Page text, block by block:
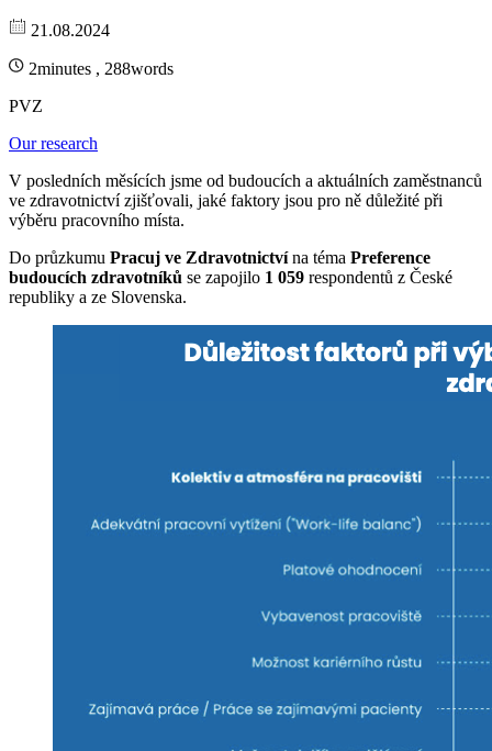
21.08.2024
2minutes , 288words
PVZ
Our research
V posledních měsících jsme od budoucích a aktuálních zaměstnanců
ve zdravotnictví zjišťovali, jaké faktory jsou pro ně důležité při
výběru pracovního místa.
Do průzkumu Pracuj ve Zdravotnictvína téma Preference
budoucích zdravotníků se zapojilo 1 059 respondentů z České
republiky a ze Slovenska.